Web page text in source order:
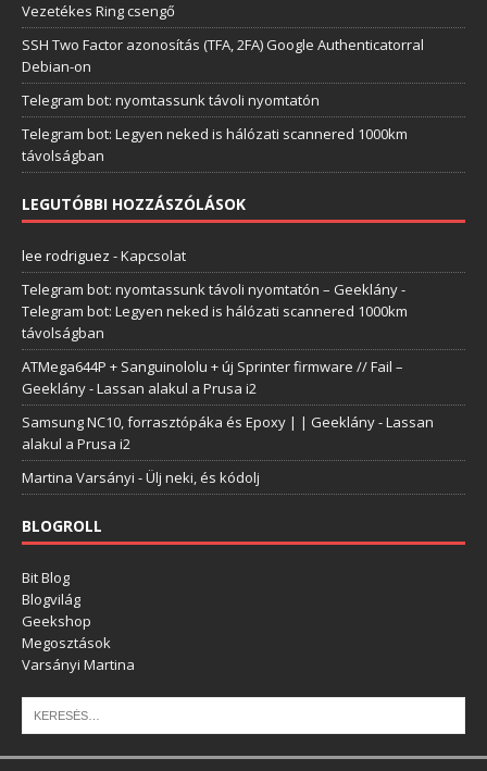
Vezetékes Ring csengő
SSH Two Factor azonosítás (TFA, 2FA) Google Authenticatorral
Debian-on
Telegram bot: nyomtassunk távoli nyomtatón
Telegram bot: Legyen neked is hálózati scannered 1000km
távolságban
LEGUTÓBBI HOZZÁSZÓLÁSOK
lee rodriguez -Kapcsolat
Telegram bot: nyomtassunk távoli nyomtatón – Geeklány-
Telegram bot: Legyen neked is hálózati scannered 1000km
távolságban
ATMega644P + Sanguinololu + új Sprinter firmware // Fail –
Geeklány-Lassan alakul a Prusa i2
Samsung NC10, forrasztópáka és Epoxy | | Geeklány-Lassan
alakul a Prusa i2
Martina Varsányi -Ülj neki, és kódolj
BLOGROLL
Bit Blog
Blogvilág
Geekshop
Megosztások
Varsányi Martina